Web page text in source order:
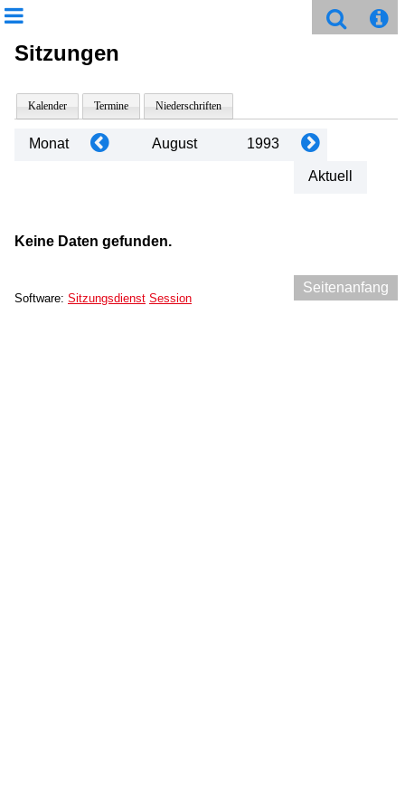
Sitzungen
Kalender Termine Niederschriften
Monat August 1993
Aktuell
Keine Daten gefunden.
Seitenanfang
Software: Sitzungsdienst Session